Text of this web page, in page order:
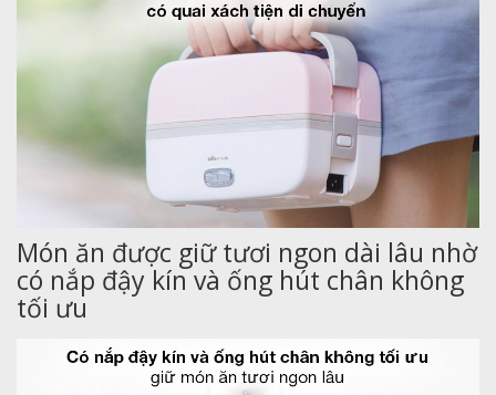
Món ăn được giữ tươi ngon dài lâu nhờ
có nắp đậy kín và ống hút chân không
tối ưu